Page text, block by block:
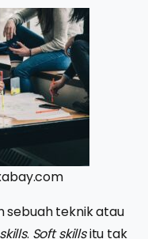
sebuah teknik atau
. Soft skillsitu tak